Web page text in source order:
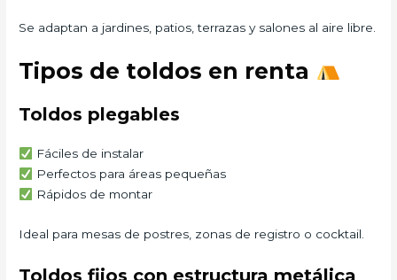
Se adaptan a jardines, patios, terrazas y salones al aire libre.
Tipos de toldos en renta
Toldos plegables
Fáciles de instalar
Perfectos para áreas pequeñas
Rápidos de montar
Ideal para mesas de postres, zonas de registro o cocktail.
Toldos fijos con estructura metálica